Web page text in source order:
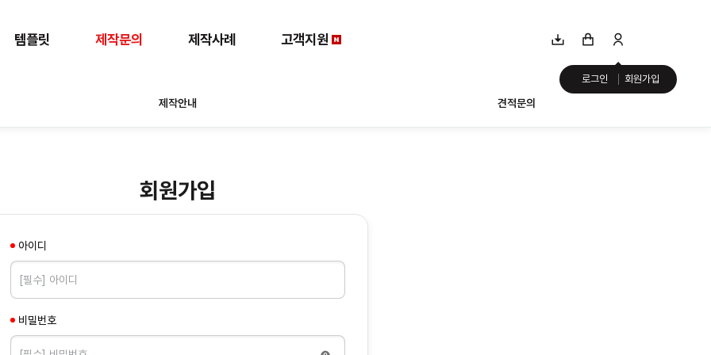
템플릿 제작문의 제작사례 고객지원
로그인 회원가입
제작안내 견적문의
회원가입
아이디
비밀번호